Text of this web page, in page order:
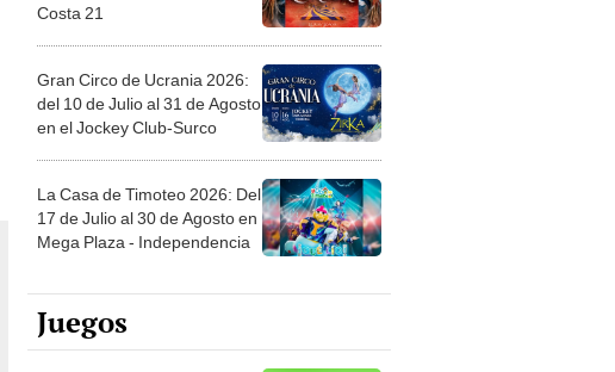
Costa 21
Gran Circo de Ucrania 2026:
del 10 de Julio al 31 de Agosto
en el Jockey Club-Surco
La Casa de Timoteo 2026: Del
17 de Julio al 30 de Agosto en
Mega Plaza - Independencia
Juegos